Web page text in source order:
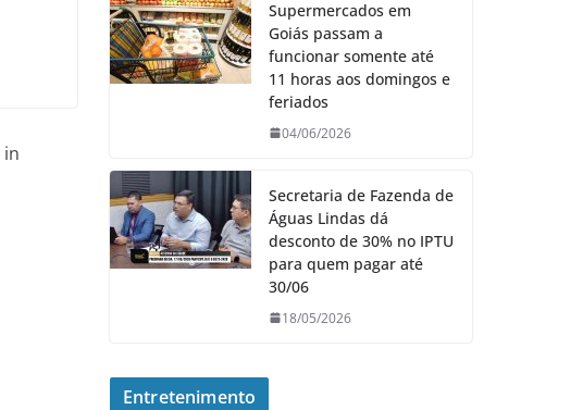
in
Supermercados em
Goiás passam a
funcionar somente até
11 horas aos domingos e
feriados
04/06/2026
Secretaria de Fazenda de
Águas Lindas dá
desconto de 30% no IPTU
para quem pagar até
30/06
18/05/2026
Entretenimento